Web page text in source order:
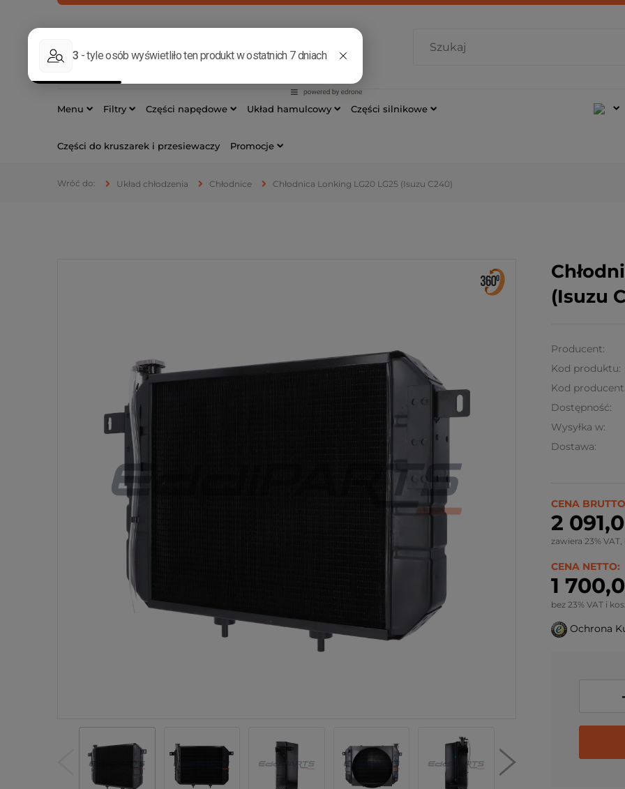
533 177 421
Menu Filtry Części napędowe Układ hamulcowy Części silnikowe
Części do kruszarek i przesiewaczy Promocje
Układ chłodzenia Chłodnice Chłodnica Lonking LG20 LG25 (Isuzu C240)
(Isuzu
Producent:
Kod produktu:
Kod
Dostępność:
Wysyłka w:
Dostawa:
CENA
2
zawiera 23%
CENA NETTO:
1
bez 23% VAT i
Ochrona
-